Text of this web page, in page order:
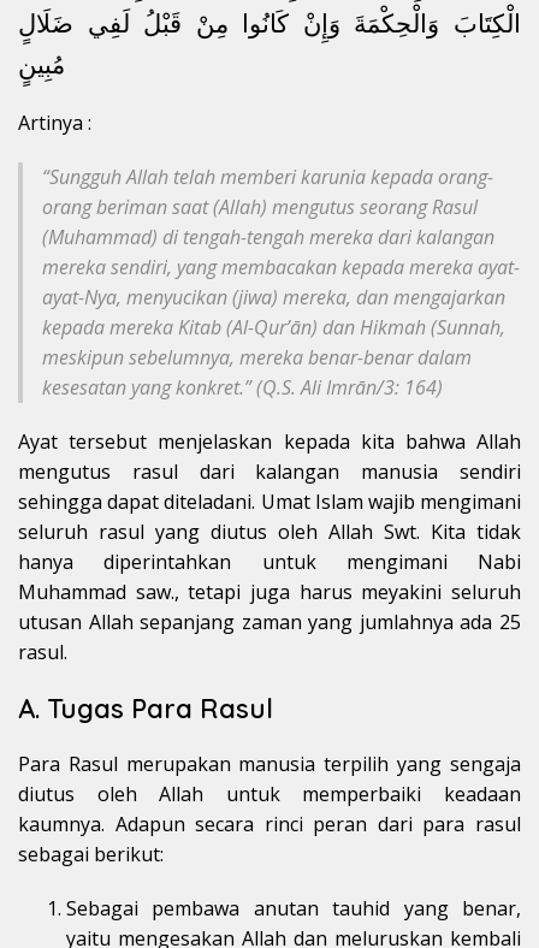
الْكِتَابَ وَالْحِكْمَةَ وَإِنْ كَانُوا مِنْ قَبْلُ لَفِي ضَلَالٍ
مُبِينٍ
Artinya :
“Sungguh Allah telah memberi karunia kepada orang-
orang beriman saat (Allah) mengutus seorang Rasul
(Muhammad) di tengah-tengah mereka dari kalangan
mereka sendiri, yang membacakan kepada mereka ayat-
ayat-Nya, menyucikan (jiwa) mereka, dan mengajarkan
kepada mereka Kitab (Al-Qur’ān) dan Hikmah (Sunnah,
meskipun sebelumnya, mereka benar-benar dalam
kesesatan yang konkret.” (Q.S. Ali Imrān/3: 164)
Ayat tersebut menjelaskan kepada kita bahwa Allah
mengutus rasul dari kalangan manusia sendiri
sehingga dapat diteladani. Umat Islam wajib mengimani
seluruh rasul yang diutus oleh Allah Swt. Kita tidak
hanya diperintahkan untuk mengimani Nabi
Muhammad saw., tetapi juga harus meyakini seluruh
utusan Allah sepanjang zaman yang jumlahnya ada 25
rasul.
A. Tugas Para Rasul
Para Rasul merupakan manusia terpilih yang sengaja
diutus oleh Allah untuk memperbaiki keadaan
kaumnya. Adapun secara rinci peran dari para rasul
sebagai berikut:
Sebagai pembawa anutan tauhid yang benar,
yaitu mengesakan Allah dan meluruskan kembali